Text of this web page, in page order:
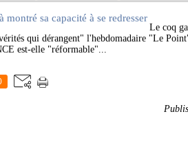
Le coq
qui dérangent" l'hebdomadaire "Le
est-elle "réformable"...